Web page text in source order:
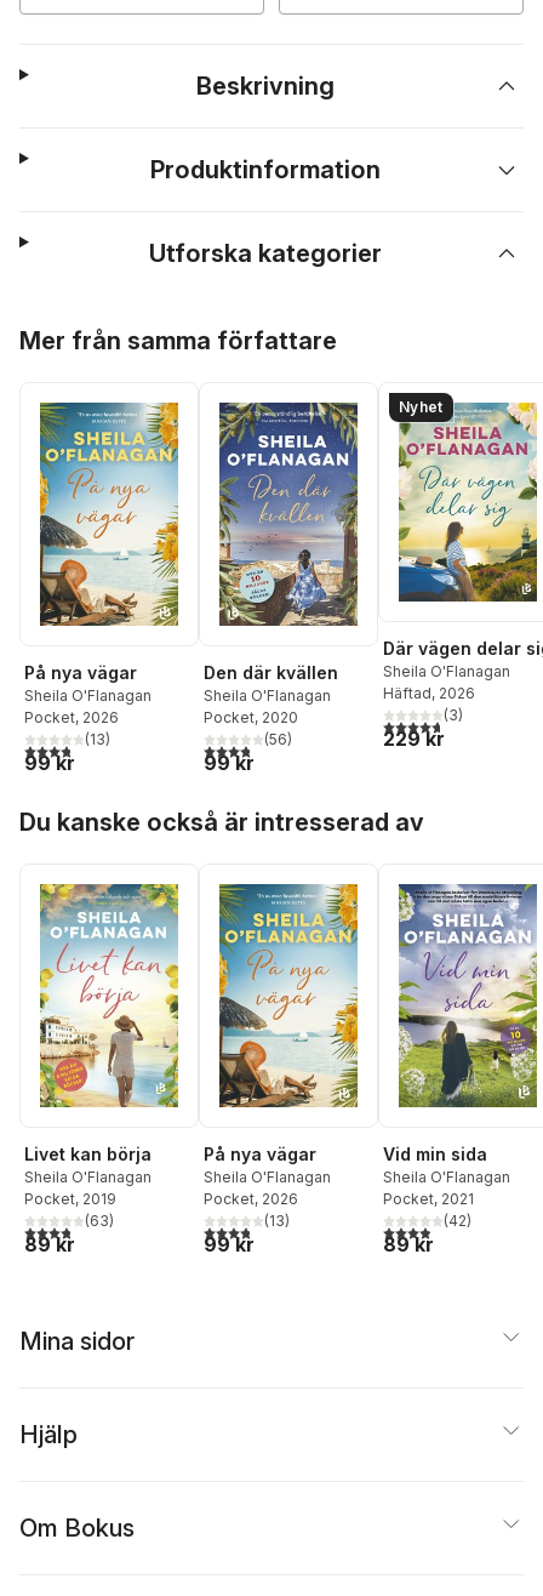
Beskrivning
Produktinformation
Utforska kategorier
Mer från samma författare
På nya vägar
Sheila O'Flanagan
Pocket, 2026
3,8utav 5 stjärnor. Totalt antal röster:
(13)
99 kr
Den där kvällen
Sheila O'Flanagan
Pocket, 2020
3,8utav 5 stjärnor. Totalt antal röster:
(56)
99 kr
Nyhet
Där vägen delar
Sheila O'Flanagan
Häftad, 2026
4,7utav 5 stjärnor.
(3)
229 kr
Du kanske också är intresserad av
Livet kan börja
Sheila O'Flanagan
Pocket, 2019
3,8utav 5 stjärnor. Totalt antal röster:
(63)
89 kr
På nya vägar
Sheila O'Flanagan
Pocket, 2026
3,8utav 5 stjärnor. Totalt antal röster:
(13)
99 kr
Vid min sida
Sheila O'Flanagan
Pocket, 2021
3,9utav 5 stjärnor.
(42)
89 kr
Mina sidor
Hjälp
Om Bokus